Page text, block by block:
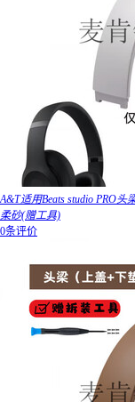
A&T适用Beats studio PRO
柔砂(赠工具)
0条评价